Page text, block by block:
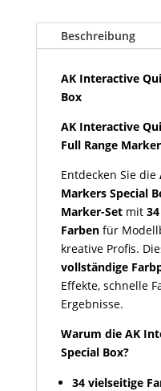
Range
Menge
Beschreibung
AK Interactive
Box
AK Interactive
Full Range
Entdecken Sie die
Markers Special
Marker-Setmit
Farbenfür
kreative Profis.
vollständige
Effekte, schnelle
Ergebnisse.
Warum die AK
Special Box?
34 vielseitige